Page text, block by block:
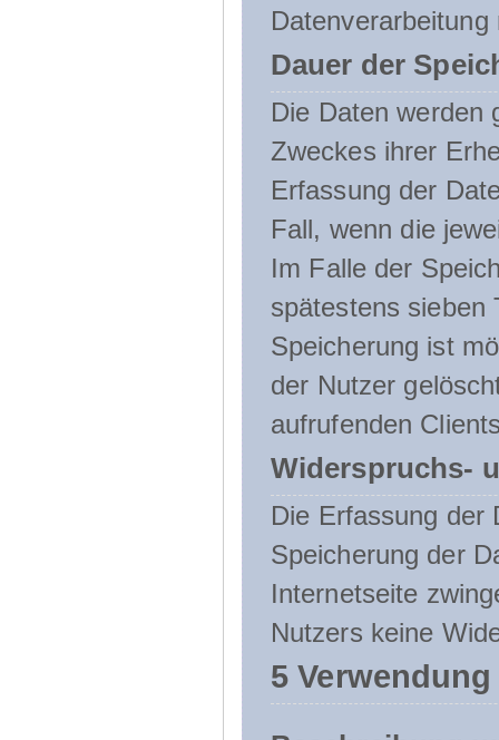
Dauer der
Die Daten werden
Zweckes ihrer
Erfassung der
Fall, wenn die
Im Falle der
spätestens sieben
Speicherung ist
der Nutzer
aufrufenden
Widerspruchs-
Die Erfassung der
Speicherung der
Internetseite
Nutzers keine
5